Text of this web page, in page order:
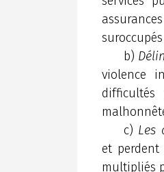
b)
violence
difficultés
c) Les
et
multipliés